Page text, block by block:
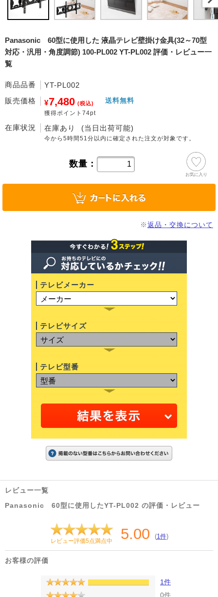
Panasonic 60型に使用した 液晶テレビ壁掛け金具(32～70型
対応・汎用・角度調節) 100-PL002 YT-PL002 評価・レビュー一
覧
商品品番
YT-PL002
販売価格
¥7,480 (税込)
獲得ポイント74pt
送料無料
在庫状況 在庫あり (当日出荷可能)
今から5時間51分 以内に確定された注文が対象です。
数量：
お気に入り
※返品・交換について
テレビメーカー
テレビサイズ
テレビ型番
レビュー一覧
Panasonic 60型に使用したYT-PL002 の評価・レビュー
レビュー評価5点満点中 5.00 (1件)
お客様の評価
1件
0件